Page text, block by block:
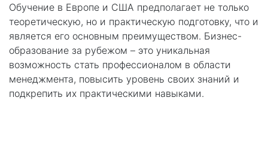
Обучение в Европе и США предполагает не только
теоретическую, но и практическую подготовку, что и
является его основным преимуществом. Бизнес-
образование за рубежом – это уникальная
возможность стать профессионалом в области
менеджмента, повысить уровень своих знаний и
подкрепить их практическими навыками.